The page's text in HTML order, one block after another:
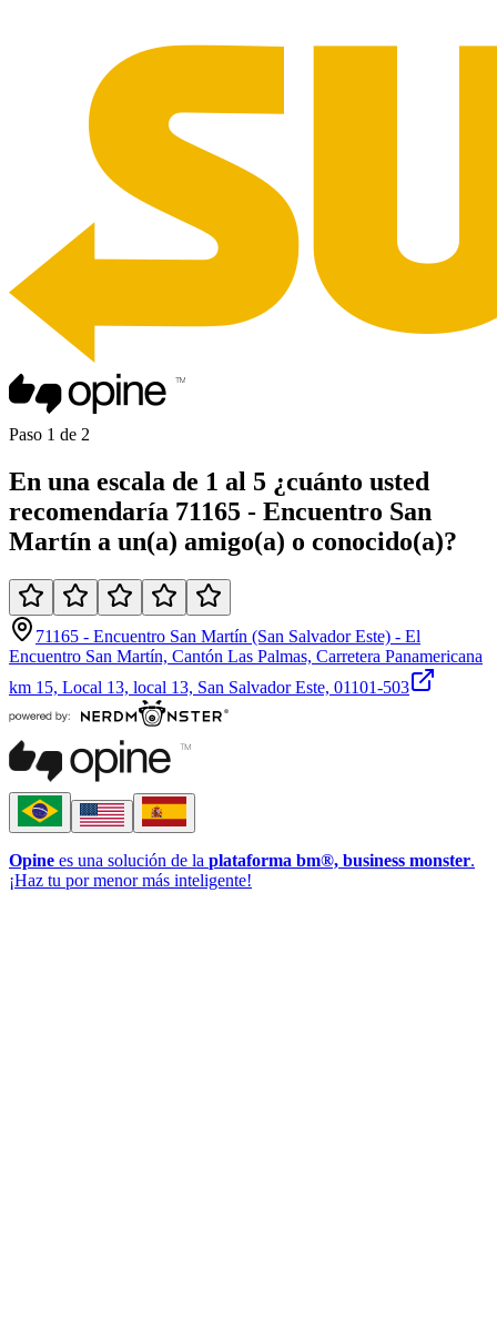
Paso 1 de 2
En una escala de 1 al 5 ¿cuánto usted
recomendaría 71165 - Encuentro San
Martín a un(a) amigo(a) o conocido(a)?
71165 - Encuentro San Martín (San Salvador Este) - El
Encuentro San Martín, Cantón Las Palmas, Carretera Panamericana
km 15, Local 13, local 13, San Salvador Este, 01101-503
Opine es una solución de la plataforma bm®, business monster.
¡Haz tu por menor más inteligente!